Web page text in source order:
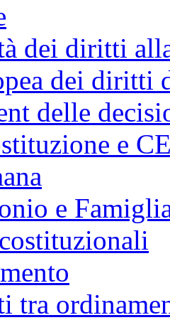
dei diritti
dei diritti
delle
e
e
tra